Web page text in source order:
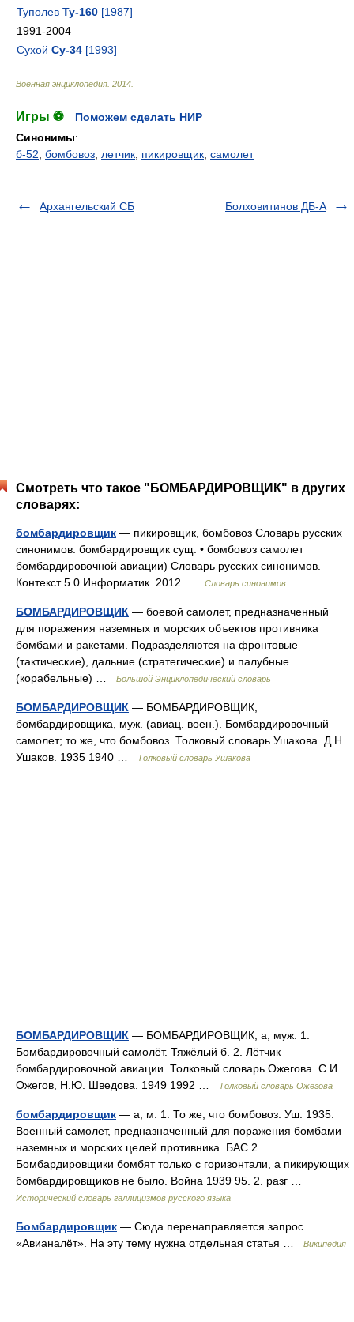
Туполев Ту-160 [1987]
1991-2004
Сухой Су-34 [1993]
Военная энциклопедия 2014
Игры ⚽
Поможем сделать НИР
Синонимы:
б-52 бомбовоз летчик пикировщик самолет
Архангельский СБ Болховитинов ДБ-А
Смотреть что такое "БОМБАРДИРОВЩИК" в других
словарях:
бомбардировщик — пикировщик, бомбовоз Словарь русских
синонимов. бомбардировщик сущ. • бомбовоз самолет
бомбардировочной авиации) Словарь русских синонимов.
Контекст 5.0 Информатик. 2012 …
Словарь синонимов
БОМБАРДИРОВЩИК — боевой самолет, предназначенный
для поражения наземных и морских объектов противника
бомбами и ракетами. Подразделяются на фронтовые
(тактические), дальние (стратегические) и палубные
(корабельные) …
Большой Энциклопедический словарь
БОМБАРДИРОВЩИК — БОМБАРДИРОВЩИК,
бомбардировщика, муж. (авиац. воен.). Бомбардировочный
самолет; то же, что бомбовоз. Толковый словарь Ушакова. Д.Н.
Ушаков. 1935 1940 …
Толковый словарь Ушакова
БОМБАРДИРОВЩИК — БОМБАРДИРОВЩИК, а, муж. 1.
Бомбардировочный самолёт. Тяжёлый б. 2. Лётчик
бомбардировочной авиации. Толковый словарь Ожегова. С.И.
Ожегов, Н.Ю. Шведова. 1949 1992 …
Толковый словарь Ожегова
бомбардировщик — а, м. 1. То же, что бомбовоз. Уш. 1935.
Военный самолет, предназначенный для поражения бомбами
наземных и морских целей противника. БАС 2.
Бомбардировщики бомбят только с горизонтали, а пикирующих
бомбардировщиков не было. Война 1939 95. 2. разг …
Исторический словарь галлицизмов русского языка
Бомбардировщик — Сюда перенаправляется запрос
«Авианалёт». На эту тему нужна отдельная статья …
Википедия